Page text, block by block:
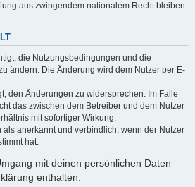
aus zwingendem nationalem Recht bleiben
die Nutzungsbedingungen und die
ändern. Die Änderung wird dem Nutzer per E-
den Änderungen zu widersprechen. Im Falle
das zwischen dem Betreiber und dem Nutzer
mit sofortiger Wirkung.
als anerkannt und verbindlich, wenn der Nutzer
hat.
mit deinen persönlichen Daten
enthalten.